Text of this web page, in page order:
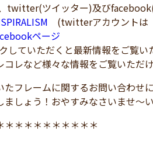
twitter(ツイッター)及び
(twitterアカウントは
ページ
していただくと最新情報をご覧い
レなど様々な情報をご覧いただ
フレームに関するお問い合わせ
しょう！おやすみなさいませ～い
＊＊＊＊＊＊＊＊＊＊